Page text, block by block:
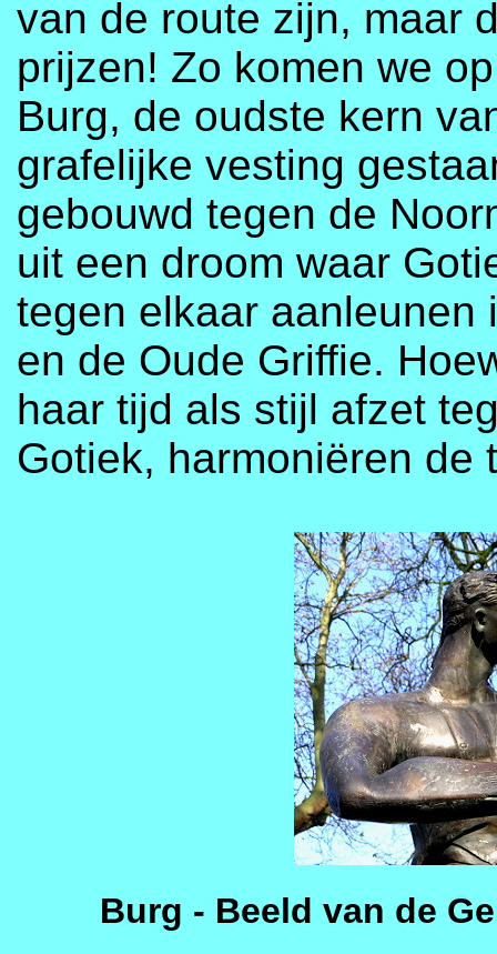
van de route zijn, maar
prijzen! Zo komen we
Burg, de oudste kern
grafelijke vesting
gebouwd tegen de
uit een droom waar
tegen elkaar aanleunen
en de Oude Griffie.
haar tijd als stijl afzet
Gotiek, harmoniëren de
Burg - Beeld van de